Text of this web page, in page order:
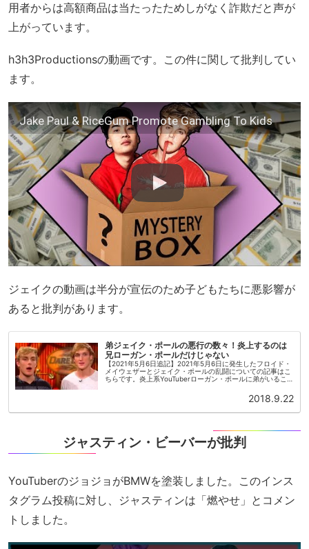
用者からは高額商品は当たったためしがなく詐欺だと声が
上がっています。
h3h3Productionsの動画です。この件に関して批判してい
ます。
Jake Paul & RiceGum Promote Gambling To Kids
ジェイクの動画は半分が宣伝のため子どもたちに悪影響が
あると批判があります。
弟ジェイク・ポールの悪行の数々！炎上するのは
兄ローガン・ポールだけじゃない
【2021年5月6日追記】2021年5月6日に発生したフロイド・
メイウェザーとジェイク・ポールの乱闘についての記事はこ
ちらです。炎上系YouTuberローガン・ポールに弟がいるこ
2018.9.22
ジャスティン・ビーバーが批判
YouTuberのジョジョがBMWを塗装しました。このインス
タグラム投稿に対し、ジャスティンは「燃やせ」とコメン
トしました。